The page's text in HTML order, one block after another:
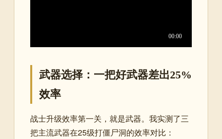
武器选择：一把好武器差出25%
效率
战士升级效率第一关，就是武器。我实测了三
把主流武器在25级打僵尸洞的效率对比：